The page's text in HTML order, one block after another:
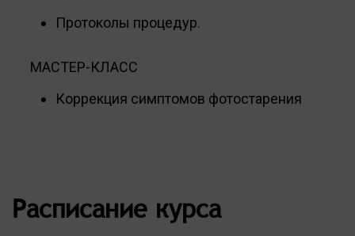
Протоколы процедур.
МАСТЕР-КЛАСС
Коррекция симптомов фотостарения
Расписание курса